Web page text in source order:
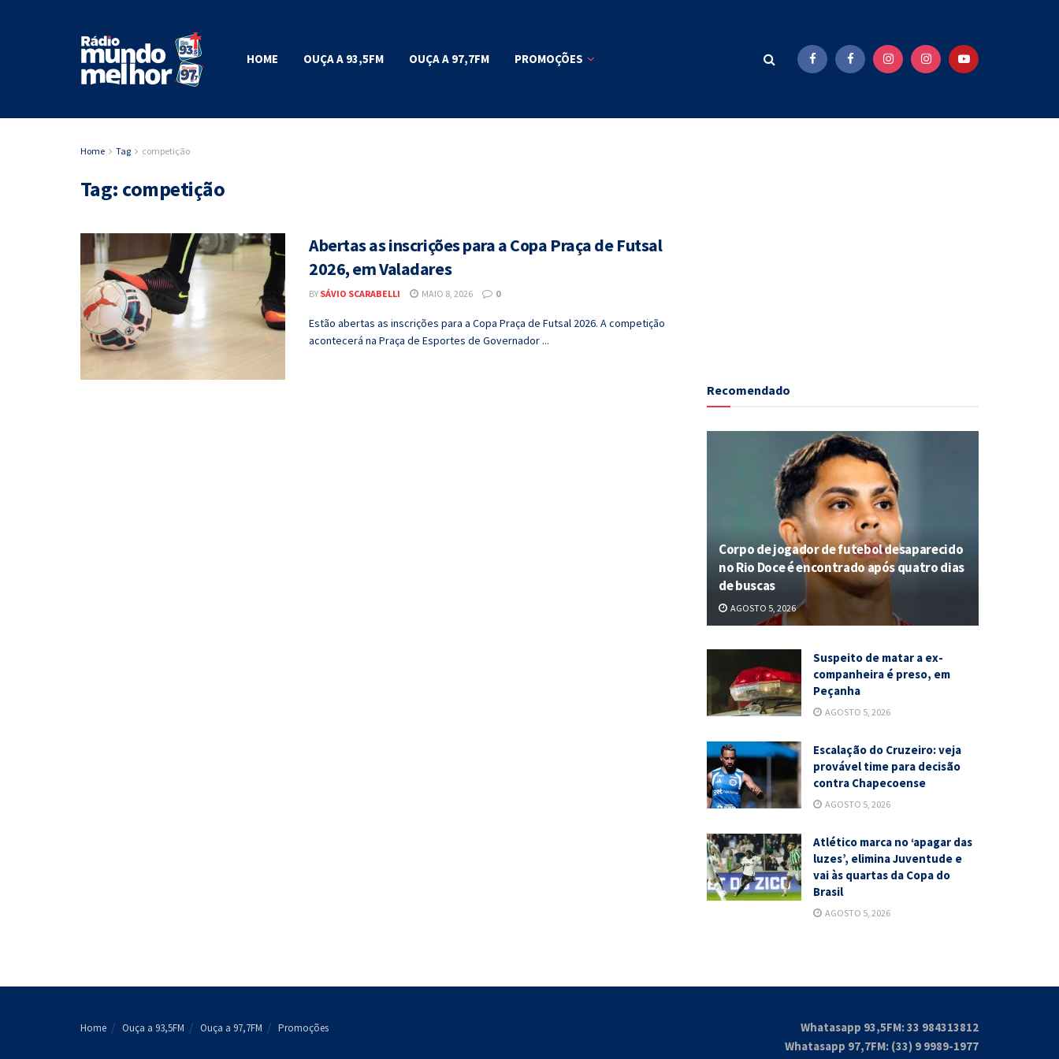
HOME OUÇA A 93,5FM OUÇA A 97,7FM PROMOÇÕES
Home Tag competição
Tag: competição
Abertas as inscrições para a Copa Praça de Futsal
2026, em Valadares
BY SÁVIO SCARABELLI MAIO 8, 2026 0
Estão abertas as inscrições para a Copa Praça de Futsal 2026. A competição
acontecerá na Praça de Esportes de Governador ...
Recomendado
Corpo de jogador de futebol desaparecido
no Rio Doce é encontrado após quatro dias
de buscas
AGOSTO 5, 2026
Suspeito de matar a ex-
companheira é preso, em
Peçanha
AGOSTO 5, 2026
Escalação do Cruzeiro: veja
provável time para decisão
contra Chapecoense
AGOSTO 5, 2026
Atlético marca no ‘apagar das
luzes’, elimina Juventude e
vai às quartas da Copa do
Brasil
AGOSTO 5, 2026
Home Ouça a 93,5FM Ouça a 97,7FM Promoções
Whatasapp 93,5FM: 33 984313812
Whatasapp 97,7FM: (33) 9 9989-1977